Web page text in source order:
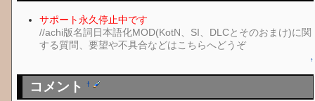
サポート永久停止中です
//achi版名詞日本語化MOD(KotN、SI、DLCとそのおまけ)に関
する質問、要望や不具合などはこちらへどうぞ
↑
コメント†